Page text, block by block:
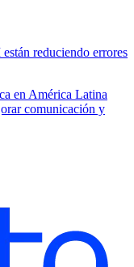
reduciendo errores
en América Latina
comunicación y